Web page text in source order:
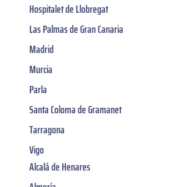
Hospitalet de Llobregat
Las Palmas de Gran Canaria
Madrid
Murcia
Parla
Santa Coloma de Gramanet
Tarragona
Vigo
Alcalá de Henares